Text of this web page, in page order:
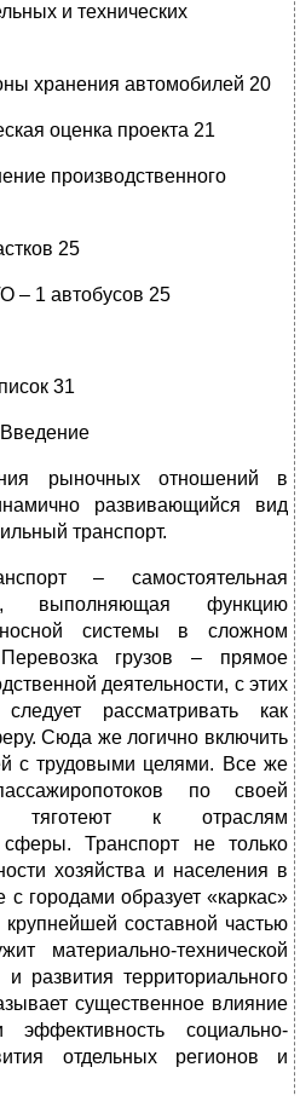
и технических
хранения автомобилей 20
оценка проекта 21
производственного
25
– 1 автобусов 25
31
Введение
рыночных отношений в
развивающийся вид
транспорт.
– самостоятельная
выполняющая функцию
системы в сложном
грузов – прямое
деятельности, с этих
рассматривать как
Сюда же логично включить
с трудовыми целями. Все же
по своей
тяготеют к отраслям
сферы. Транспорт не только
хозяйства и населения в
с городами образует «каркас»
крупнейшей составной частью
материально-технической
развития территориального
существенное влияние
социально-
отдельных регионов и